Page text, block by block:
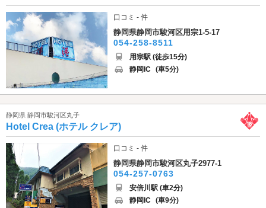
口コミ - 件
静岡県静岡市駿河区用宗1-5-17
054-258-8511
用宗駅 (徒歩15分)
静岡IC (車5分)
静岡県 静岡市駿河区丸子
Hotel Crea (ホテル クレア)
口コミ - 件
静岡県静岡市駿河区丸子2977-1
054-257-0763
安倍川駅 (車2分)
静岡IC (車9分)